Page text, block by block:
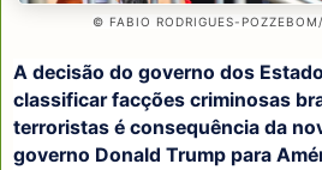
© FABIO RODRIGUES-
A decisão do governo dos
classificar facções criminosas
terroristas é consequência da
governo Donald Trump para